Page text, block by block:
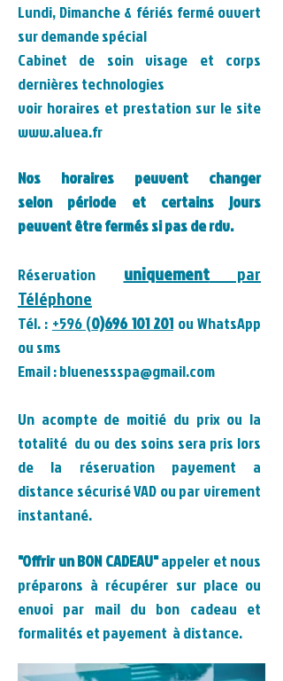
Lundi, Dimanche & fériés fermé ouvert
sur demande spécial
Cabinet de soin visage et corps
dernières technologies
voir horaires et prestation sur le site
www.aluea.fr
Nos horaires peuvent changer
selon périodeet certains jours
peuventêtrefermés si pas de rdv.
Réservation uniquementpar
Téléphone
Tél. : +596 (0)696 101 201 ou WhatsApp
ou sms
Email :bluenessspa@gmail.com
Un acompte de moitié du prix ou la
totalité du ou des soins sera pris lors
de la réservation payement a
distance sécurisé VAD ou par virement
instantané.
"Offrir un BON CADEAU"appeler et nous
préparons à récupérer sur place ou
envoi par mail du bon cadeau et
formalités et payement à distance.